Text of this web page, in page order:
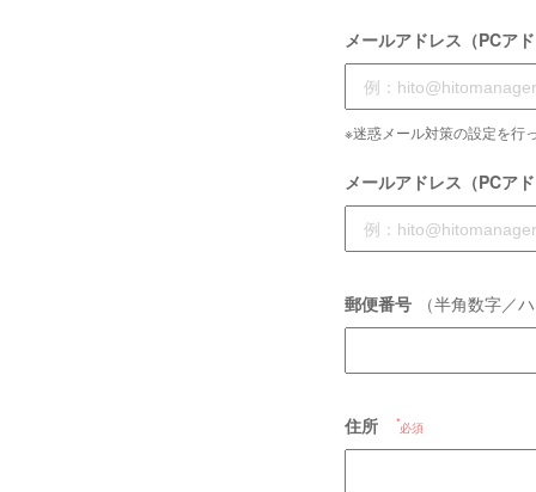
メールアドレス（PCアド
※迷惑メール対策の設定を行
メールアドレス（PCア
郵便番号 （半角数字／
住所 必須